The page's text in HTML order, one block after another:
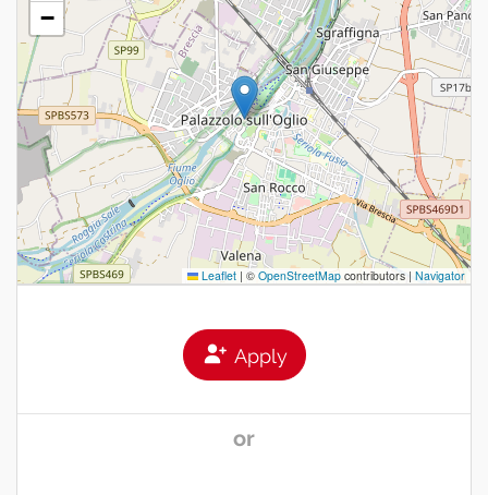
−
Leaflet | © OpenStreetMap contributors | Navigator
Apply
or